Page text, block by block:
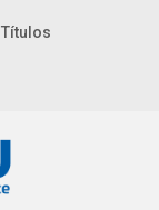
Títulos